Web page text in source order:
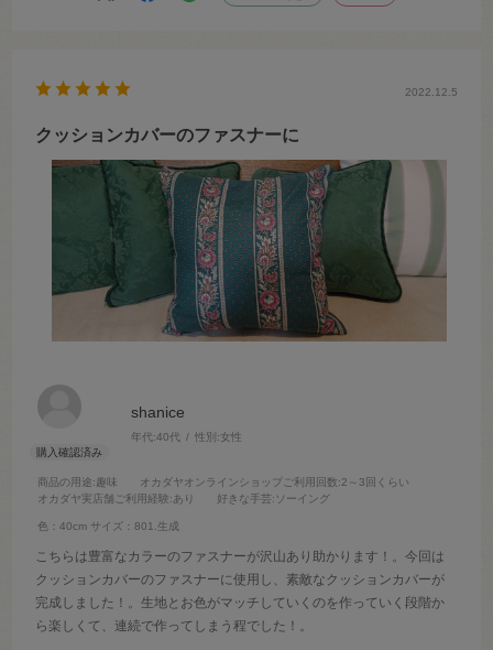
shanice
年代:40代 性別:女性
商品の用途:趣味 オカダヤオンラインショップご利用回数:2～3回くらい
オカダヤ実店舗ご利用経験:あり 好きな手芸:ソーイング
色：40cm サイズ：801.生成
2022.12.5
クッションカバーのファスナーに
こちらは豊富なカラーのファスナーが沢山あり助かります！。今回は
クッションカバーのファスナーに使用し、素敵なクッションカバーが
完成しました！。生地とお色がマッチしていくのを作っていく段階か
ら楽しくて、連続で作ってしまう程でした！。